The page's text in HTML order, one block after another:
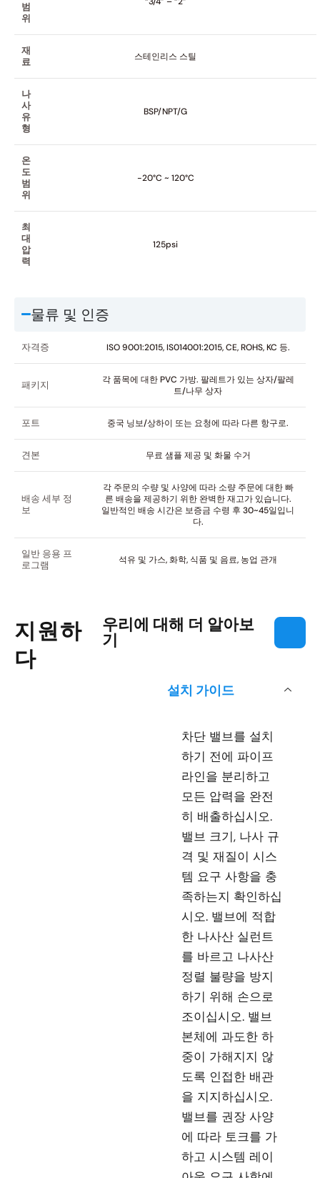
범
위
재
료
스테인리스 스틸
나
사
유
형
BSP/NPT/G
온
도
범
위
-20°C ~ 120°C
최
대
압
력
125psi
물류 및 인증
자격증 ISO 9001:2015, IS014001:2015, CE, ROHS, KC 등.
패키지
각 품목에 대한 PVC 가방. 팔레트가 있는 상자/팔레
트/나무 상자
포트 중국 닝보/상하이 또는 요청에 따라 다른 항구로.
견본 무료 샘플 제공 및 화물 수거
배송 세부 정
보
각 주문의 수량 및 사양에 따라 소량 주문에 대한 빠
른 배송을 제공하기 위한 완벽한 재고가 있습니다.
일반적인 배송 시간은 보증금 수령 후 30~45일입니
다.
일반 응용 프
로그램
석유 및 가스, 화학, 식품 및 음료, 농업 관개
지원하
다
우리에 대해 더 알아보
기
설치 가이드
차단 밸브를 설치
하기 전에 파이프
라인을 분리하고
모든 압력을 완전
히 배출하십시오.
밸브 크기, 나사 규
격 및 재질이 시스
템 요구 사항을 충
족하는지 확인하십
시오. 밸브에 적합
한 나사산 실런트
를 바르고 나사산
정렬 불량을 방지
하기 위해 손으로
조이십시오. 밸브
본체에 과도한 하
중이 가해지지 않
도록 인접한 배관
을 지지하십시오.
밸브를 권장 사양
에 따라 토크를 가
하고 시스템 레이